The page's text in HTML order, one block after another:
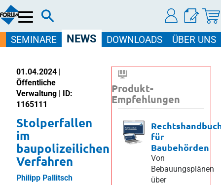
Menü
SEMINARE NEWS DOWNLOADS ÜBER UNS
01.04.2024 |
Öffentliche
Verwaltung | ID:
1165111
Stolperfallen
im
baupolizeilichen
Verfahren
Philipp Pallitsch
Produkt-
Empfehlungen
für
Baubehörden
Von
Bebauungsplänen
über